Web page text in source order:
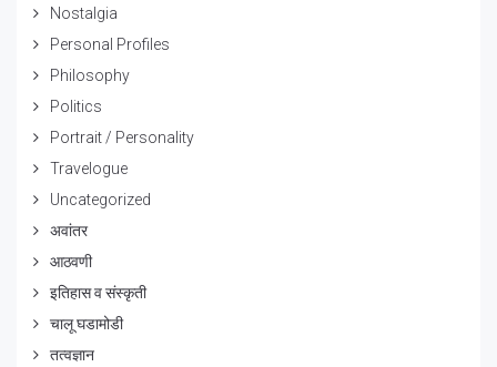
Nostalgia
Personal Profiles
Philosophy
Politics
Portrait / Personality
Travelogue
Uncategorized
अवांतर
आठवणी
इतिहास व संस्कृती
चालू घडामोडी
तत्वज्ञान